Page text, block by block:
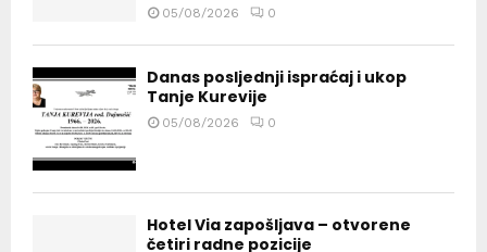
05/08/2026 0
Danas posljednji ispraćaj i ukop
Tanje Kurevije
05/08/2026 0
Hotel Via zapošljava – otvorene
četiri radne pozicije